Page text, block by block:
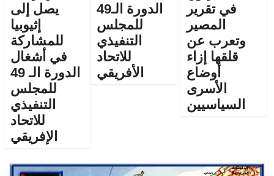
في تقرير
المصير
وتعرب عن
قلقها إزاء
أوضاع
الأسرى
السياسيين
الدورة الـ49
للمجلس
التنفيذي
للاتحاد
الأفريقي
يصل إلى
إثيوبيا
للمشاركة
في أشغال
الدورة الـ 49
للمجلس
التنفيذي
للاتحاد
الإفريقي